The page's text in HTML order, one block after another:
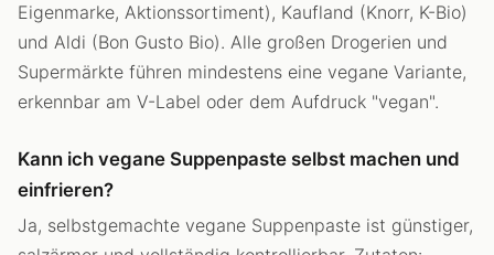
Eigenmarke, Aktionssortiment), Kaufland (Knorr, K-Bio)
und Aldi (Bon Gusto Bio). Alle großen Drogerien und
Supermärkte führen mindestens eine vegane Variante,
erkennbar am V-Label oder dem Aufdruck "vegan".
Kann ich vegane Suppenpaste selbst machen und
einfrieren?
Ja, selbstgemachte vegane Suppenpaste ist günstiger,